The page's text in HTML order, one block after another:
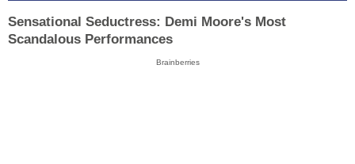
Sensational Seductress: Demi Moore's Most
Scandalous Performances
Brainberries